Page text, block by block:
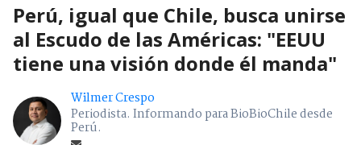
Perú, igual que Chile, busca unirse
al Escudo de las Américas: "EEUU
tiene una visión donde él manda"
Wilmer Crespo
Periodista. Informando para BioBioChile desde
Perú.